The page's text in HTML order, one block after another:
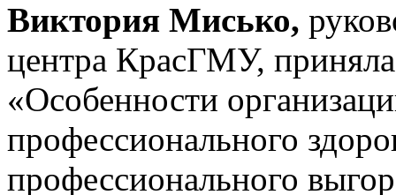
Виктория Мисько,
центра КрасГМУ, приняла
«Особенности
профессионального
профессионального